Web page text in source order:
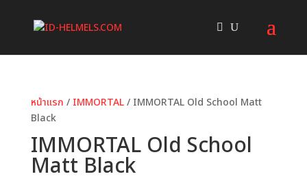
หน้าแรก / IMMORTAL/ IMMORTAL Old School Matt
Black
IMMORTAL Old School
Matt Black